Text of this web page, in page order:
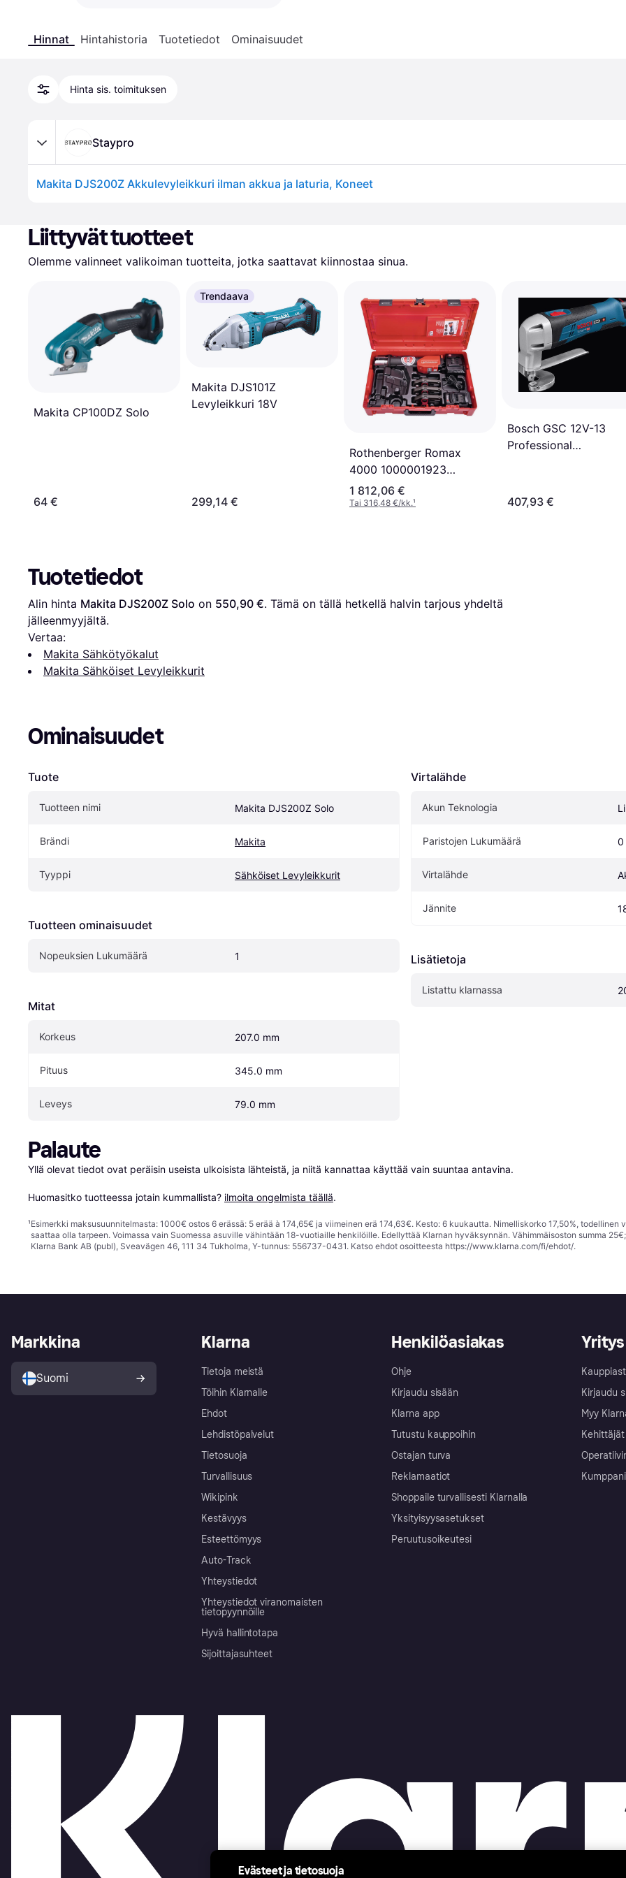
Hinnat Hintahistoria Tuotetiedot Ominaisuudet
Hinta sis. toimituksen
Staypro
Makita DJS200Z Akkulevyleikkuri ilman akkua ja laturia, Koneet
Liittyvät tuotteet
Olemme valinneet valikoiman tuotteita, jotka saattavat kiinnostaa sinua.
Makita CP100DZ Solo
64 €
Trendaava
Makita DJS101Z
Levyleikkuri 18V
299,14 €
Rothenberger Romax
4000 1000001923
(1x4.0Ah)
1 812,06 €
Tai 316,48 €/kk.¹
Bosch GSC 12V-13
Professional
407,93 €
Tuotetiedot
Alin hinta Makita DJS200Z Solo on 550,90 €. Tämä on tällä hetkellä halvin tarjous yhdeltä
jälleenmyyjältä.
Vertaa:
Makita Sähkötyökalut
Makita Sähköiset Levyleikkurit
Ominaisuudet
Tuote
Tuotteen nimi Makita DJS200Z Solo
Brändi Makita
Tyyppi Sähköiset Levyleikkurit
Tuotteen ominaisuudet
Nopeuksien Lukumäärä 1
Mitat
Korkeus 207.0 mm
Pituus 345.0 mm
Leveys 79.0 mm
Virtalähde
Akun Teknologia
Paristojen Lukumäärä 0
Virtalähde
Jännite
Lisätietoja
Listattu klarnassa
Palaute
Yllä olevat tiedot ovat peräisin useista ulkoisista lähteistä, ja niitä kannattaa käyttää vain suuntaa antavina.
Huomasitko tuotteessa jotain kummallista? ilmoita ongelmista täällä.
¹Esimerkki maksusuunnitelmasta: 1000€ ostos 6 erässä: 5 erää à 174,65€ ja viimeinen erä 174,63€. Kesto: 6 kuukautta. Nimelliskorko 17,50%,
saattaa olla tarpeen. Voimassa vain Suomessa asuville vähintään 18-vuotiaille henkilöille. Edellyttää Klarnan hyväksynnän. Vähimmäisoston summa
Klarna Bank AB (publ), Sveavägen 46, 111 34 Tukholma, Y-tunnus: 556737-0431. Katso ehdot osoitteesta https://www.klarna.com/fi/ehdot/.
Klarna
Tietoja meistä
Töihin Klarnalle
Ehdot
Lehdistöpalvelut
Tietosuoja
Turvallisuus
Wikipink
Kestävyys
Esteettömyys
Auto-Track
Yhteystiedot
Yhteystiedot viranomaisten
tietopyynnöille
Hyvä hallintotapa
Sijoittajasuhteet
Henkilöasiakas
Ohje
Kirjaudu sisään
Klarna app
Tutustu kauppoihin
Ostajan turva
Reklamaatiot
Shoppaile turvallisesti Klarnalla
Yksityisyysasetukset
Peruutusoikeutesi
Yritys
Kirjaudu
Myy
Kehittäjät
Markkina
Suomi
Evästeet ja tietosuoja